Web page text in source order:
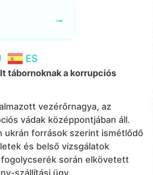
→
ES
tábornoknak a korrupciós
vezérőrnagya, az
vádak középpontjában áll.
ukrán források szerint ismétlődő
és belső vizsgálatok
során elkövetett
szállítási ügy.